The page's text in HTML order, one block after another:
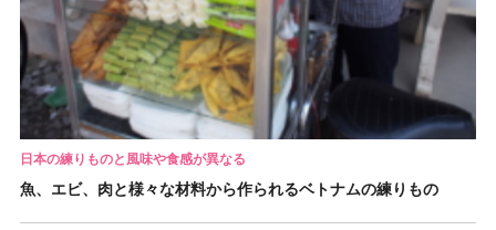
日本の練りものと風味や食感が異なる
魚、エビ、肉と様々な材料から作られるベトナムの練りもの